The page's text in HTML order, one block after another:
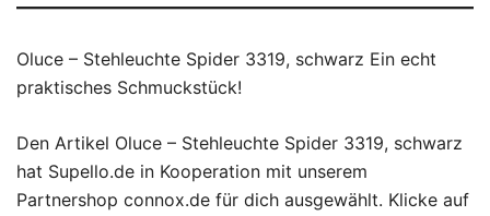
Oluce – Stehleuchte Spider 3319, schwarz Ein echt
praktisches Schmuckstück!
Den Artikel Oluce – Stehleuchte Spider 3319, schwarz
hat Supello.de in Kooperation mit unserem
Partnershop connox.de für dich ausgewählt. Klicke auf